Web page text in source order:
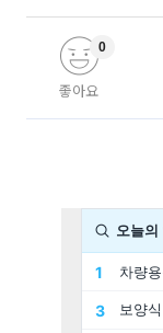
좋아요
0